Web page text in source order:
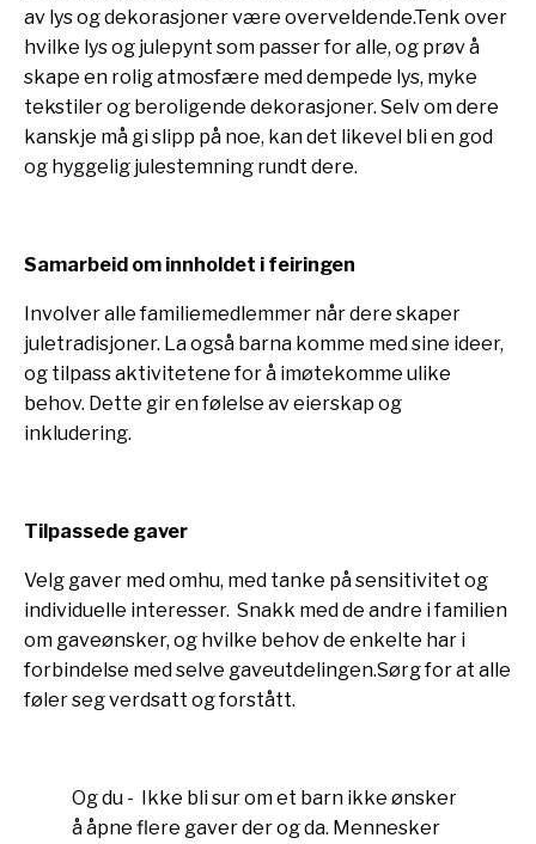
av lys og dekorasjoner være overveldende.Tenk over
hvilke lys og julepynt som passer for alle, og prøv å
skape en rolig atmosfære med dempede lys, myke
tekstiler og beroligende dekorasjoner. Selv om dere
kanskje må gi slipp på noe, kan det likevel bli en god
og hyggelig julestemning rundt dere.
Samarbeid om innholdet i feiringen
Involver alle familiemedlemmer når dere skaper
juletradisjoner. La også barna komme med sine ideer,
og tilpass aktivitetene for å imøtekomme ulike
behov. Dette gir en følelse av eierskap og
inkludering.
Tilpassede gaver
Velg gaver med omhu, med tanke på sensitivitet og
individuelle interesser. Snakk med de andre i familien
om gaveønsker, og hvilke behov de enkelte har i
forbindelse med selve gaveutdelingen.Sørg for at alle
føler seg verdsatt og forstått.
Og du - Ikke bli sur om et barn ikke ønsker
å åpne flere gaver der og da. Mennesker